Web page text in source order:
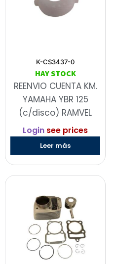
K-CS3437-0
HAY STOCK
REENVIO CUENTA KM.
YAMAHA YBR 125
(c/disco) RAMVEL
Login see prices
Leer más